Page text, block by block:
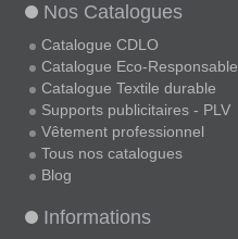
Nos Catalogues
Catalogue CDLO
Catalogue Eco-Responsable
Catalogue Textile durable
Supports publicitaires - PLV
Vêtement professionnel
Tous nos catalogues
Blog
Informations